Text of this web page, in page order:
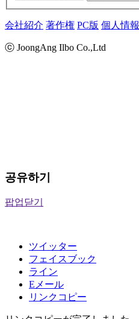
会社紹介 著作権 PC版 個人情報
ⓒ JoongAng Ilbo Co.,Ltd
공유하기
팝업닫기
ツイッター
フェイスブック
ライン
Eメール
リンクコピー